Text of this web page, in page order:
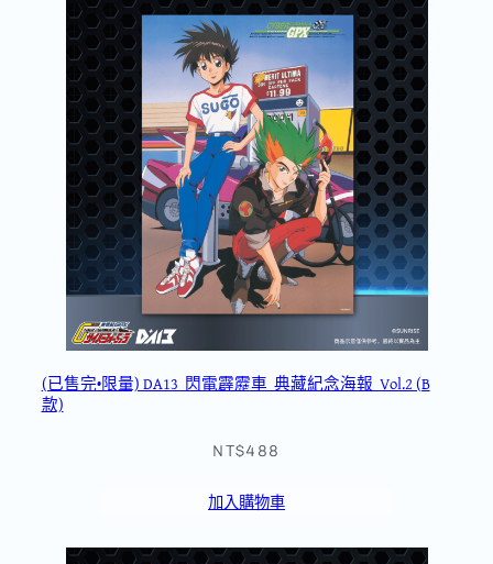
(已售完•限量) DA13_閃電霹靂車_典藏紀念海報_Vol.2 (B
款)
NT$488
加入購物車